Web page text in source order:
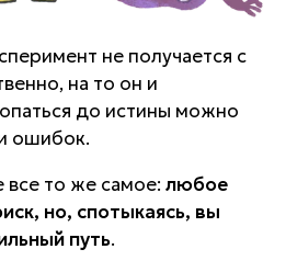
не получается с
на то он и
до истины можно
ошибок.
все то же самое: любое
но, спотыкаясь, вы
путь.